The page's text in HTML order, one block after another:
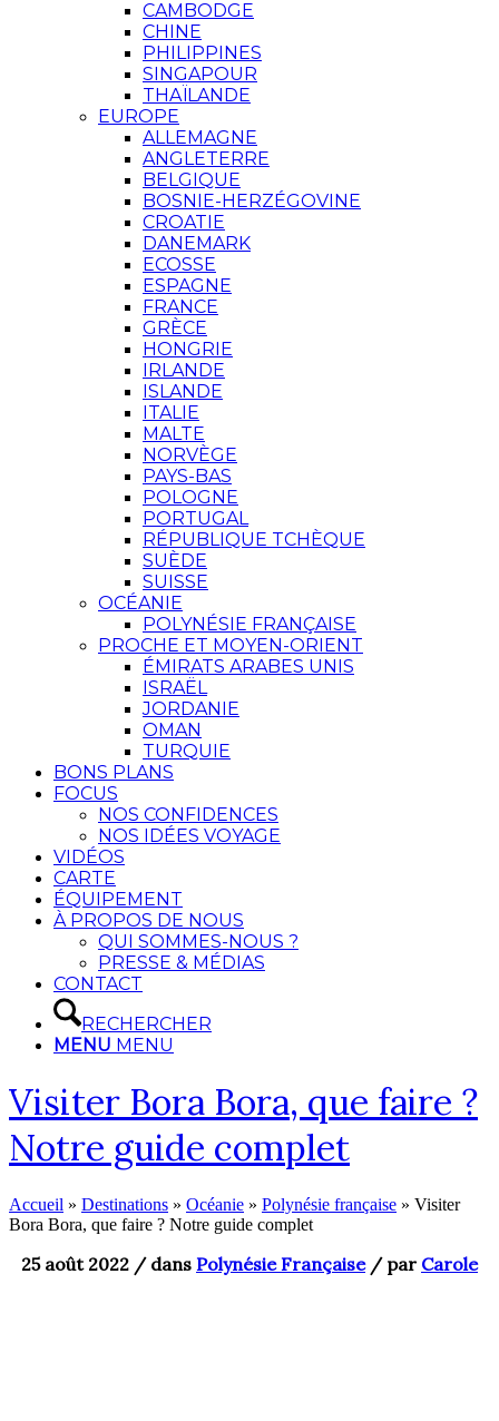
CAMBODGE
CHINE
PHILIPPINES
SINGAPOUR
THAÏLANDE
EUROPE
ALLEMAGNE
ANGLETERRE
BELGIQUE
BOSNIE-HERZÉGOVINE
CROATIE
DANEMARK
ECOSSE
ESPAGNE
FRANCE
GRÈCE
HONGRIE
IRLANDE
ISLANDE
ITALIE
MALTE
NORVÈGE
PAYS-BAS
POLOGNE
PORTUGAL
RÉPUBLIQUE TCHÈQUE
SUÈDE
SUISSE
OCÉANIE
POLYNÉSIE FRANÇAISE
PROCHE ET MOYEN-ORIENT
ÉMIRATS ARABES UNIS
ISRAËL
JORDANIE
OMAN
TURQUIE
BONS PLANS
FOCUS
NOS CONFIDENCES
NOS IDÉES VOYAGE
VIDÉOS
CARTE
ÉQUIPEMENT
À PROPOS DE NOUS
QUI SOMMES-NOUS ?
PRESSE & MÉDIAS
CONTACT
RECHERCHER
MENU MENU
Visiter Bora Bora, que faire ?
Notre guide complet
Accueil » Destinations » Océanie » Polynésie française » Visiter
Bora Bora, que faire ? Notre guide complet
25 août 2022 / dans Polynésie Française/ par Carole